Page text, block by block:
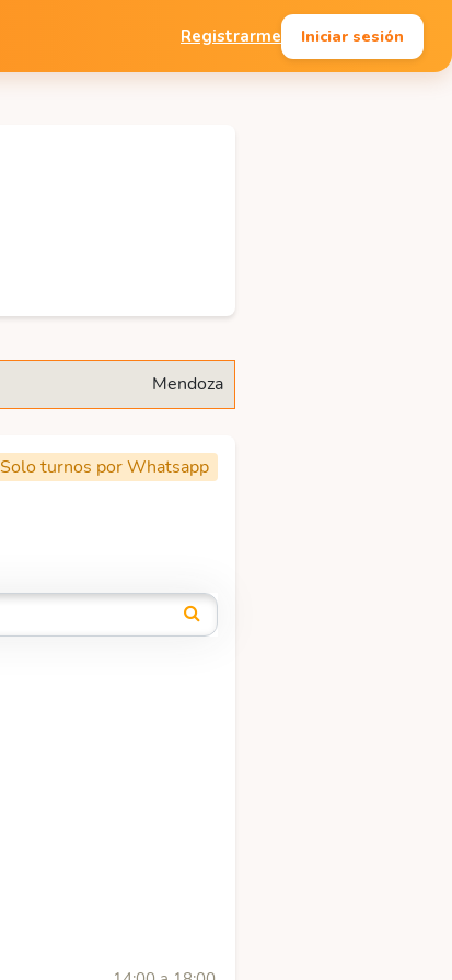
Registrarme Iniciar sesión
Mendoza
Solo turnos por Whatsapp